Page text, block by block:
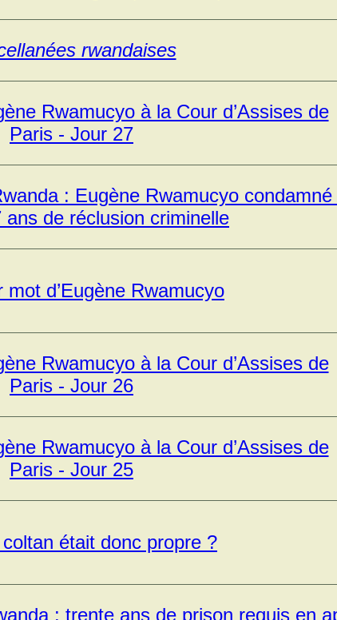
rwandaises
Rwamucyo à la Cour d’Assises de
Paris - Jour 27
: Eugène Rwamucyo condamné
ans de réclusion criminelle
mot d’Eugène Rwamucyo
Rwamucyo à la Cour d’Assises de
Paris - Jour 26
Rwamucyo à la Cour d’Assises de
Paris - Jour 25
était donc propre ?
: trente ans de prison requis en